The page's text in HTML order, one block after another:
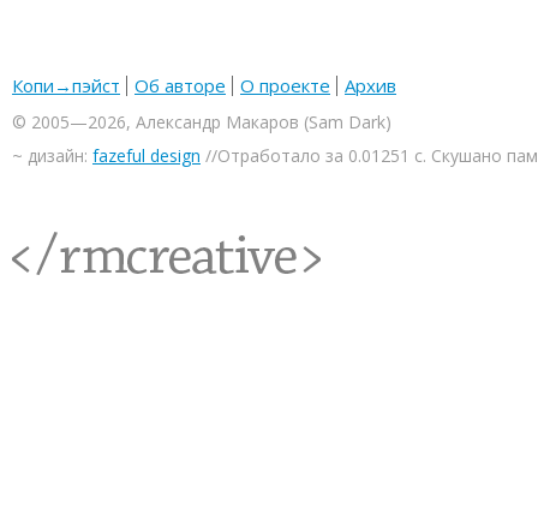
Копи→пэйст Об авторе О проекте Архив
© 2005—2026, Александр Макаров (Sam Dark)
~ дизайн: fazeful design //Отработало за 0.01251 с. Скушано
<rmcreative/>